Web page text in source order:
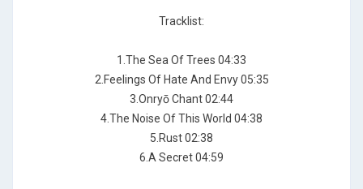
Tracklist:
1.The Sea Of Trees 04:33
2.Feelings Of Hate And Envy 05:35
3.Onryō Chant 02:44
4.The Noise Of This World 04:38
5.Rust 02:38
6.A Secret 04:59